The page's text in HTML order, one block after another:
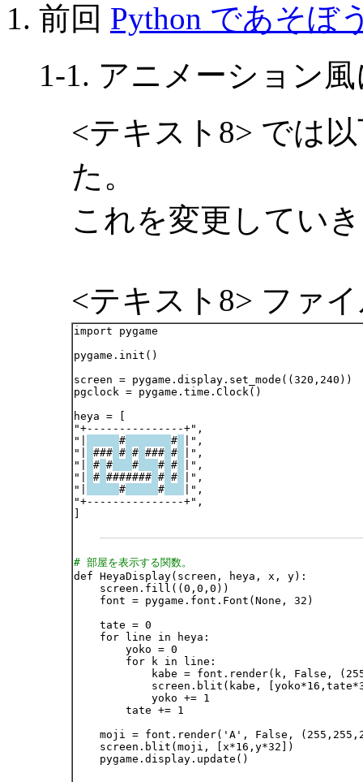
1. 前回 Python であそぼ
1-1. アニメーション
<テキスト8> では
た。
これを変更してい
<テキスト8> ファ
import pygame
pygame.init()
screen = pygame.display.set_mode((320,240))
pgclock = pygame.time.Clock()
heya = [
"+---------------+",
"|
# #
|",
"|
### # # ### #
|",
"|
# # # # #
|",
"|
# ####### # #
|",
"|
# #
|",
"+---------------+",
# 部屋を表示する関数。
def HeyaDisplay(screen, heya, x, y):
    screen.fill((0,0,0))
    font = pygame.font.Font(None, 32)
    tate = 0
    for line in heya:
        yoko = 0
        for k in line:
kabe = font.render(k, False,
screen.blit(kabe,
            yoko += 1
        tate += 1
moji = font.render('A', False,
    screen.blit(moji, [x*16,y*32])
    pygame.display.update()